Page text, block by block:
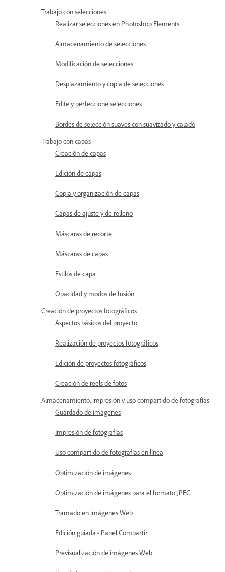
Trabajo con selecciones
Realizar selecciones en Photoshop Elements
Almacenamiento de selecciones
Modificación de selecciones
Desplazamiento y copia de selecciones
Edite y perfeccione selecciones
Bordes de selección suaves con suavizado y calado
Trabajo con capas
Creación de capas
Edición de capas
Copia y organización de capas
Capas de ajuste y de relleno
Máscaras de recorte
Máscaras de capas
Estilos de capa
Opacidad y modos de fusión
Creación de proyectos fotográficos
Aspectos básicos del proyecto
Realización de proyectos fotográficos
Edición de proyectos fotográficos
Creación de reels de fotos
Almacenamiento, impresión y uso compartido de fotografías
Guardado de imágenes
Impresión de fotografías
Uso compartido de fotografías en línea
Optimización de imágenes
Optimización de imágenes para el formato JPEG
Tramado en imágenes Web
Edición guiada - Panel Compartir
Previsualización de imágenes Web